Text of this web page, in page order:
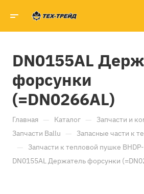
DN0155AL
форсунки
(=DN0266AL)
Главная — Каталог — Запчасти и
Запчасти Ballu — Запасные части к
— Запчасти к тепловой пушке
DN0155AL Держатель форсунки